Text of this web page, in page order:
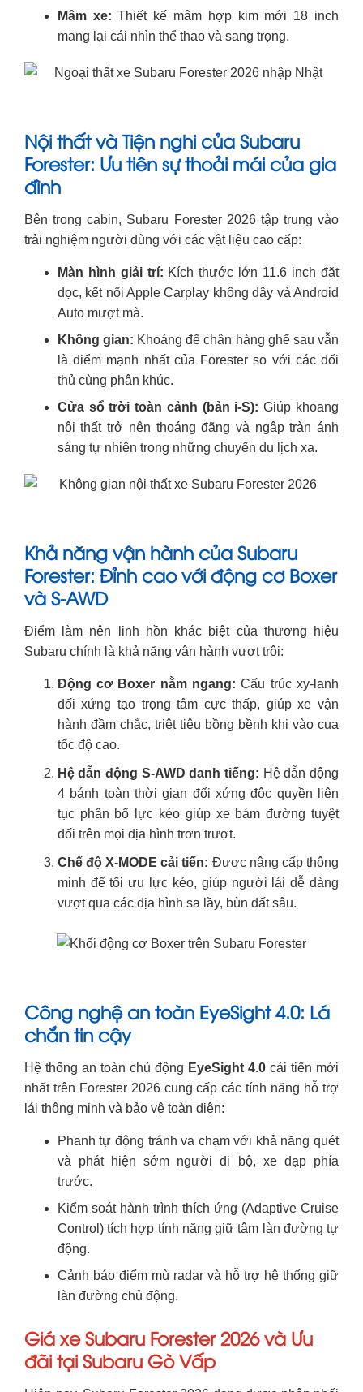
Mâm xe: Thiết kế mâm hợp kim mới 18 inch
mang lại cái nhìn thể thao và sang trọng.
Nội thất và Tiện nghi của Subaru
Forester: Ưu tiên sự thoải mái của gia
đình
Bên trong cabin, Subaru Forester 2026 tập trung vào
trải nghiệm người dùng với các vật liệu cao cấp:
Màn hình giải trí: Kích thước lớn 11.6 inch đặt
dọc, kết nối Apple Carplay không dây và Android
Auto mượt mà.
Không gian: Khoảng để chân hàng ghế sau vẫn
là điểm mạnh nhất của Forester so với các đối
thủ cùng phân khúc.
Cửa sổ trời toàn cảnh (bản i-S): Giúp khoang
nội thất trở nên thoáng đãng và ngập tràn ánh
sáng tự nhiên trong những chuyến du lịch xa.
Khả năng vận hành của Subaru
Forester: Đỉnh cao với động cơ Boxer
và S-AWD
Điểm làm nên linh hồn khác biệt của thương hiệu
Subaru chính là khả năng vận hành vượt trội:
Động cơ Boxer nằm ngang: Cấu trúc xy-lanh
đối xứng tạo trọng tâm cực thấp, giúp xe vận
hành đầm chắc, triệt tiêu bồng bềnh khi vào cua
tốc độ cao.
Hệ dẫn động S-AWD danh tiếng: Hệ dẫn động
4 bánh toàn thời gian đối xứng độc quyền liên
tục phân bổ lực kéo giúp xe bám đường tuyệt
đối trên mọi địa hình trơn trượt.
Chế độ X-MODE cải tiến: Được nâng cấp thông
minh để tối ưu lực kéo, giúp người lái dễ dàng
vượt qua các địa hình sa lầy, bùn đất sâu.
Công nghệ an toàn EyeSight 4.0: Lá
chắn tin cậy
Hệ thống an toàn chủ động EyeSight 4.0 cải tiến mới
nhất trên Forester 2026 cung cấp các tính năng hỗ trợ
lái thông minh và bảo vệ toàn diện:
Phanh tự động tránh va chạm với khả năng quét
và phát hiện sớm người đi bộ, xe đạp phía
trước.
Kiểm soát hành trình thích ứng (Adaptive Cruise
Control) tích hợp tính năng giữ tâm làn đường tự
động.
Cảnh báo điểm mù radar và hỗ trợ hệ thống giữ
làn đường chủ động.
Giá xe Subaru Forester 2026 và Ưu
đãi tại Subaru Gò Vấp